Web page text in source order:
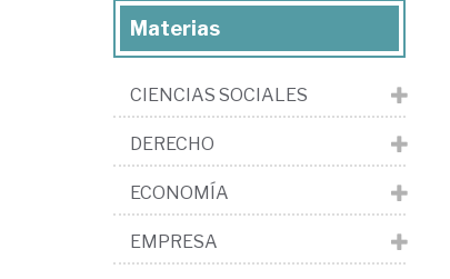
Materias
CIENCIAS SOCIALES
DERECHO
ECONOMÍA
EMPRESA